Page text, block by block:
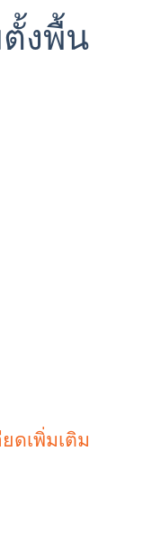
งพื้น
ดเพิ่มเติม